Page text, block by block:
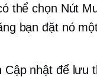
thể chọn Nút
bạn đặt nó
Cập nhật để lưu